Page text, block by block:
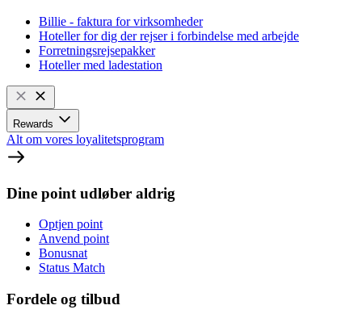
Billie - faktura for virksomheder
Hoteller for dig der rejser i forbindelse med arbejde
Forretningsrejsepakker
Hoteller med ladestation
Rewards
Alt om vores loyalitetsprogram
Dine point udløber aldrig
Optjen point
Anvend point
Bonusnat
Status Match
Fordele og tilbud